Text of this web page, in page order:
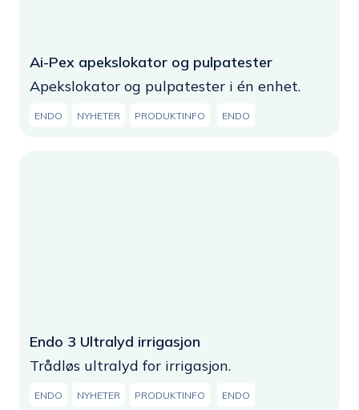
Ai-Pex apekslokator og pulpatester
Apekslokator og pulpatester i én enhet.
ENDO NYHETER PRODUKTINFO ENDO
Endo 3 Ultralyd irrigasjon
Trådløs ultralyd for irrigasjon.
ENDO NYHETER PRODUKTINFO ENDO